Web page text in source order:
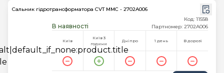
Сальник гідротрансформатора CVT MMC - 2702A006
В наявності
Код: 11558
Партномер: 2702A006
Київ
Київ 3
години
Дніпро 1 день В дорозі